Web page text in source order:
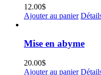
12.00$
Ajouter au panier
Mise en abyme
20.00$
Ajouter au panier